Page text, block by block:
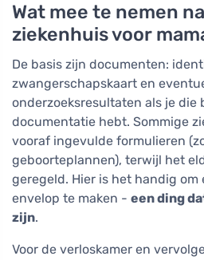
Wat mee te nemen
ziekenhuis voor
De basis zijn documenten:
zwangerschapskaart en
onderzoeksresultaten als je die
documentatie hebt. Sommige
vooraf ingevulde formulieren
geboorteplannen), terwijl het
geregeld. Hier is het handig
envelop te maken - een ding
zijn.
Voor de verloskamer en